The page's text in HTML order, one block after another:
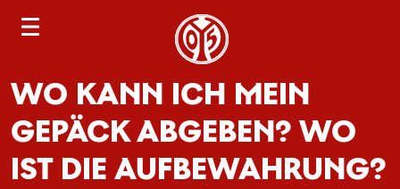
WO KANN ICH MEIN
GEPÄCK ABGEBEN? WO
IST DIE AUFBEWAHRUNG?